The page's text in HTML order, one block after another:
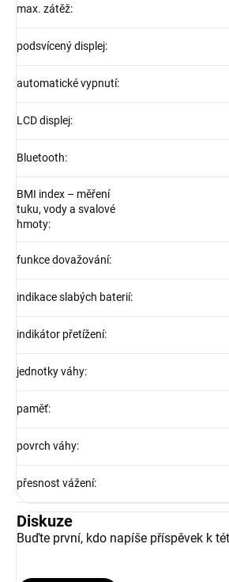
max. zátěž:
podsvícený displej:
automatické vypnutí:
LCD displej:
Bluetooth:
BMI index – měření
tuku, vody a svalové
hmoty:
funkce dovažování:
indikace slabých baterií:
indikátor přetížení:
jednotky váhy:
paměť:
povrch váhy:
přesnost vážení:
Diskuze
Buďte první, kdo napíše příspěvek k